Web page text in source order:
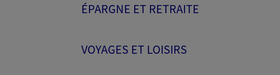
ÉPARGNE ET RETRAITE
VOYAGES ET LOISIRS